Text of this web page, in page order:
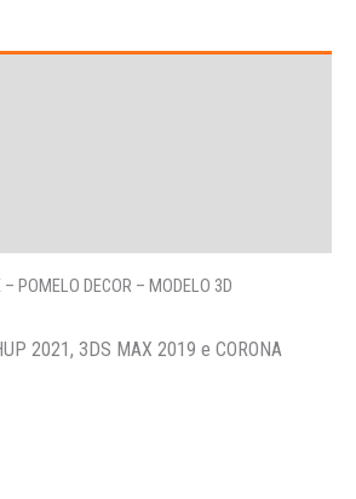
POMELO DECOR – MODELO 3D
2021, 3DS MAX 2019 e CORONA